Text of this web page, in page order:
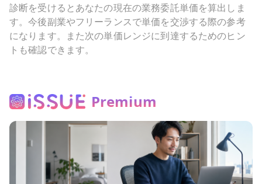
診断を受けるとあなたの現在の業務委託単価を算出しま
す。今後副業やフリーランスで単価を交渉する際の参考
になります。また次の単価レンジに到達するためのヒン
トも確認できます。
Premium